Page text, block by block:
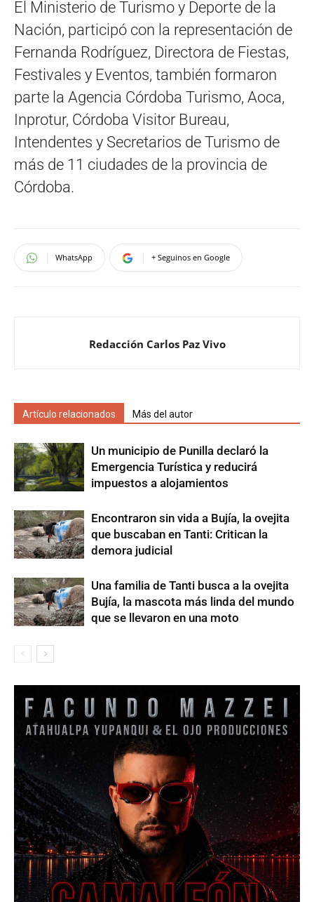
El Ministerio de Turismo y Deporte de la
Nación, participó con la representación de
Fernanda Rodríguez, Directora de Fiestas,
Festivales y Eventos, también formaron
parte la Agencia Córdoba Turismo, Aoca,
Inprotur, Córdoba Visitor Bureau,
Intendentes y Secretarios de Turismo de
más de 11 ciudades de la provincia de
Córdoba.
WhatsApp + Seguinos en Google
Redacción Carlos Paz Vivo
Artículo relacionados Más del autor
Un municipio de Punilla declaró la
Emergencia Turística y reducirá
impuestos a alojamientos
Encontraron sin vida a Bujía, la ovejita
que buscaban en Tanti: Critican la
demora judicial
Una familia de Tanti busca a la ovejita
Bujía, la mascota más linda del mundo
que se llevaron en una moto